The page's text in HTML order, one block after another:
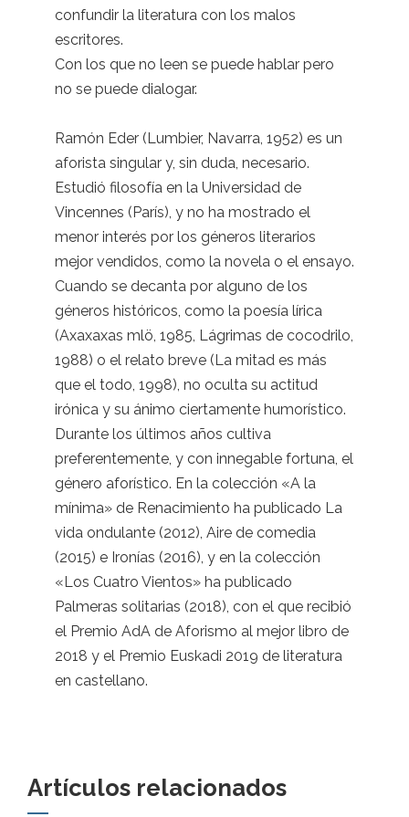
confundir la literatura con los malos
escritores.
Con los que no leen se puede hablar pero
no se puede dialogar.
Ramón Eder (Lumbier, Navarra, 1952) es un
aforista singular y, sin duda, necesario.
Estudió filosofía en la Universidad de
Vincennes (París), y no ha mostrado el
menor interés por los géneros literarios
mejor vendidos, como la novela o el ensayo.
Cuando se decanta por alguno de los
géneros históricos, como la poesía lírica
(Axaxaxas mlö, 1985, Lágrimas de cocodrilo,
1988) o el relato breve (La mitad es más
que el todo, 1998), no oculta su actitud
irónica y su ánimo ciertamente humorístico.
Durante los últimos años cultiva
preferentemente, y con innegable fortuna, el
género aforístico. En la colección «A la
mínima» de Renacimiento ha publicado La
vida ondulante (2012), Aire de comedia
(2015) e Ironías (2016), y en la colección
«Los Cuatro Vientos» ha publicado
Palmeras solitarias (2018), con el que recibió
el Premio AdA de Aforismo al mejor libro de
2018 y el Premio Euskadi 2019 de literatura
en castellano.
Artículos relacionados